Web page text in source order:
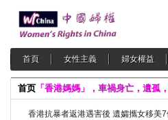
首頁 女性主義 婦女權益
首页「香港媽媽」，車禍身亡，遺孤
香港抗暴者返港遇害後 遺孀攜女移美